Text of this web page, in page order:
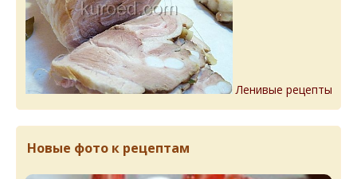
Ленивые рецепты
Новые фото к рецептам